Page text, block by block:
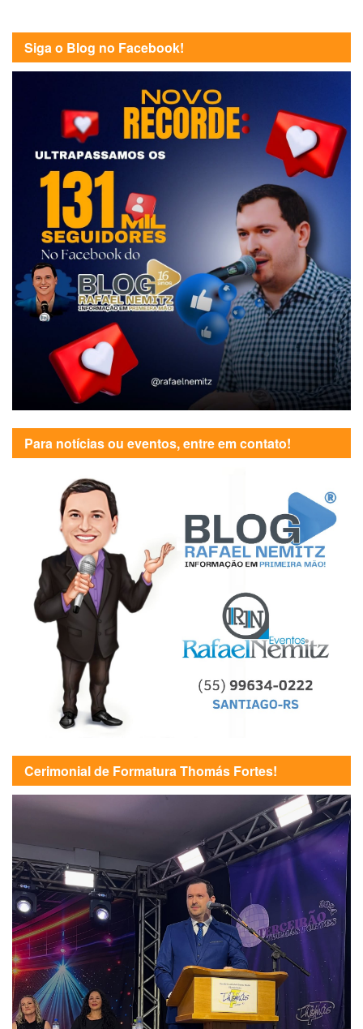
Siga o Blog no Facebook!
Para notícias ou eventos, entre em contato!
Cerimonial de Formatura Thomás Fortes!